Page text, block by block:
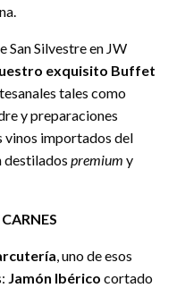
San Silvestre en JW
exquisito Buffet
tales como
y preparaciones
vinos importados del
destilados premium y
, uno de esos
Jamón Ibérico cortado